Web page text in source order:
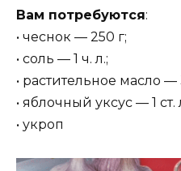
Вам потребуются:
• чеснок — 250 г;
• соль — 1 ч. л.;
• растительное масло —
• яблочный уксус — 1 ст.
• укроп